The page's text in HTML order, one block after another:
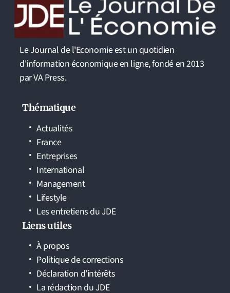
Le Journal de l'Economie est un quotidien
d'information économique en ligne, fondé en 2013
par VA Press.
Thématique
Actualités
France
Entreprises
International
Management
Lifestyle
Les entretiens du JDE
Liens utiles
À propos
Politique de corrections
Déclaration d’intérêts
La rédaction du JDE